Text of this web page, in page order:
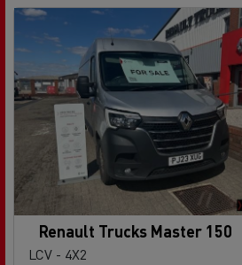
Renault Trucks Master 150
LCV - 4X2